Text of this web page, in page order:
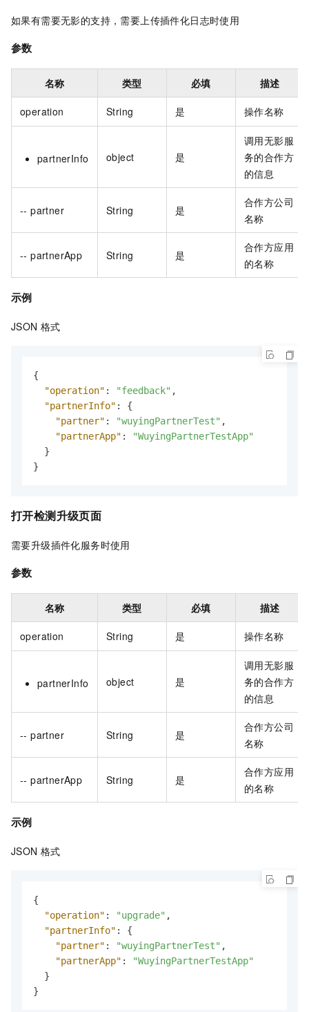
如果有需要无影的支持，需要上传插件化日志时使用
参数
名称 类型 必填 描述
operation String 是 操作名称
partnerInfo object 是
调用无影服
务的合作方
的信息
-- partner String 是
合作方公司
名称
-- partnerApp String 是
合作方应用
的名称
示例
JSON 格式
{
"operation" : "feedback" ,
"partnerInfo" :
{
"partner" : "wuyingPartnerTest" ,
"partnerApp" :
"WuyingPartnerTestApp"
}
}
打开检测升级页面
需要升级插件化服务时使用
参数
名称 类型 必填 描述
operation String 是 操作名称
partnerInfo object 是
调用无影服
务的合作方
的信息
-- partner String 是
合作方公司
名称
-- partnerApp String 是
合作方应用
的名称
示例
JSON 格式
{
"operation" : "upgrade" ,
"partnerInfo" :
{
"partner" : "wuyingPartnerTest" ,
"partnerApp" :
"WuyingPartnerTestApp"
}
}